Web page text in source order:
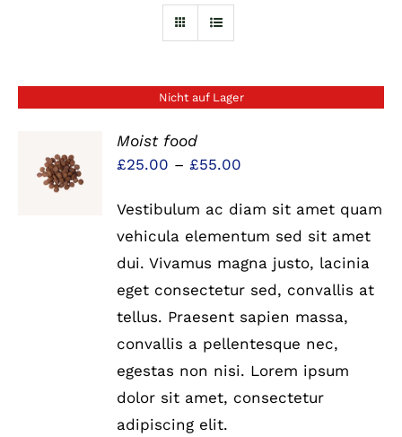
Nicht auf Lager
DETAILS
Moist food
£25.00 –£55.00
bis
£55.00
Vestibulum ac diam sit amet quam
vehicula elementum sed sit amet
dui. Vivamus magna justo, lacinia
eget consectetur sed, convallis at
tellus. Praesent sapien massa,
convallis a pellentesque nec,
egestas non nisi. Lorem ipsum
dolor sit amet, consectetur
adipiscing elit.